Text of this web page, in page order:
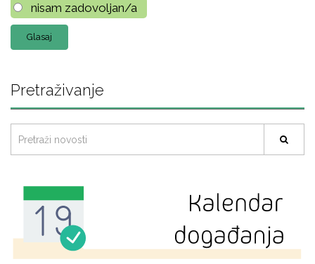
nisam zadovoljan/a
Pretraživanje